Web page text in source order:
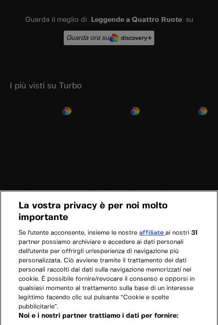
Guarda il meglio di Leggende a Quattro Ruotesu
Guarda ora su
I più visti su Turbo
La vostra privacy è per noi molto
importante
Se l'utente acconsente, insieme le nostreaffiliateai nostri31
partner possiamo archiviare e accedere ai dati personali
dell'utente per offrirgli un'esperienza di navigazione più
personalizzata. Ciò avviene tramite il trattamento dei dati
personali raccolti dai dati sulla navigazione memorizzati nei
cookie. È possibile fornire/revocare il consenso e opporsi in
qualsiasi momento al trattamento sulla base di un interesse
legittimo facendo clic sul pulsante “Cookie e scelte
pubblicitarie”.
Noi e i nostri partner trattiamo i dati per fornire: